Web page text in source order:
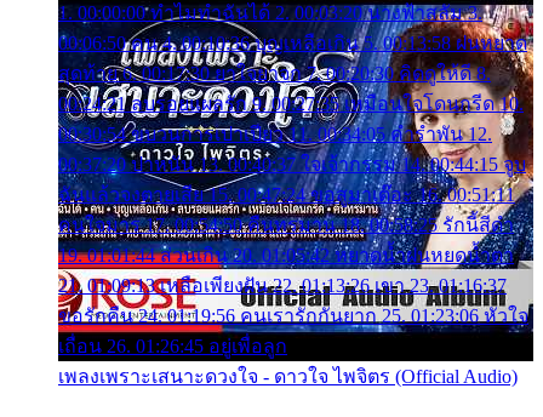
1. 00:00:00 ทำไมทำฉันได้ 2. 00:03:20 นางฟ้าสลัม 3.
00:06:50 คน 4. 00:10:36 บุญเหลือเกิน 5. 00:13:58 ฝนหยาด
สุดท้าย 6. 00:17:30 ยาใจยาจก 7. 00:20:30 คิดดูให้ดี 8.
00:24:21 ลบรอยแผลรัก 9. 00:27:35 เหมือนใจโดนกรีด 10.
00:30:54 ขบวนการเปาเปียว 11. 00:34:05 คำรำพัน 12.
00:37:20 ปาหนัน 13. 00:40:37 ใจเจ้ากรรม 14. 00:44:15 จูบ
ฉันแล้วจงตายเสีย 15. 00:47:24 ขอสูมาเต๊อะ 16. 00:51:11
คนใจมาร 17. 00:54:50 คืนทรมาน 18. 00:58:25 รักนี้สีดำ
19. 01:01:44 ส่วนเกิน 20. 01:05:42 หยาดน้ำฝนหยดน้ำตา
21. 01:09:13 เหลือเพียงฝัน 22. 01:13:26 เขา 23. 01:16:37
ขอรักคืน 24. 01:19:56 คนเรารักกันยาก 25. 01:23:06 หัวใจ
เถื่อน 26. 01:26:45 อยู่เพื่อลูก
เพลงเพราะเสนาะดวงใจ - ดาวใจ ไพจิตร (Official Audio)